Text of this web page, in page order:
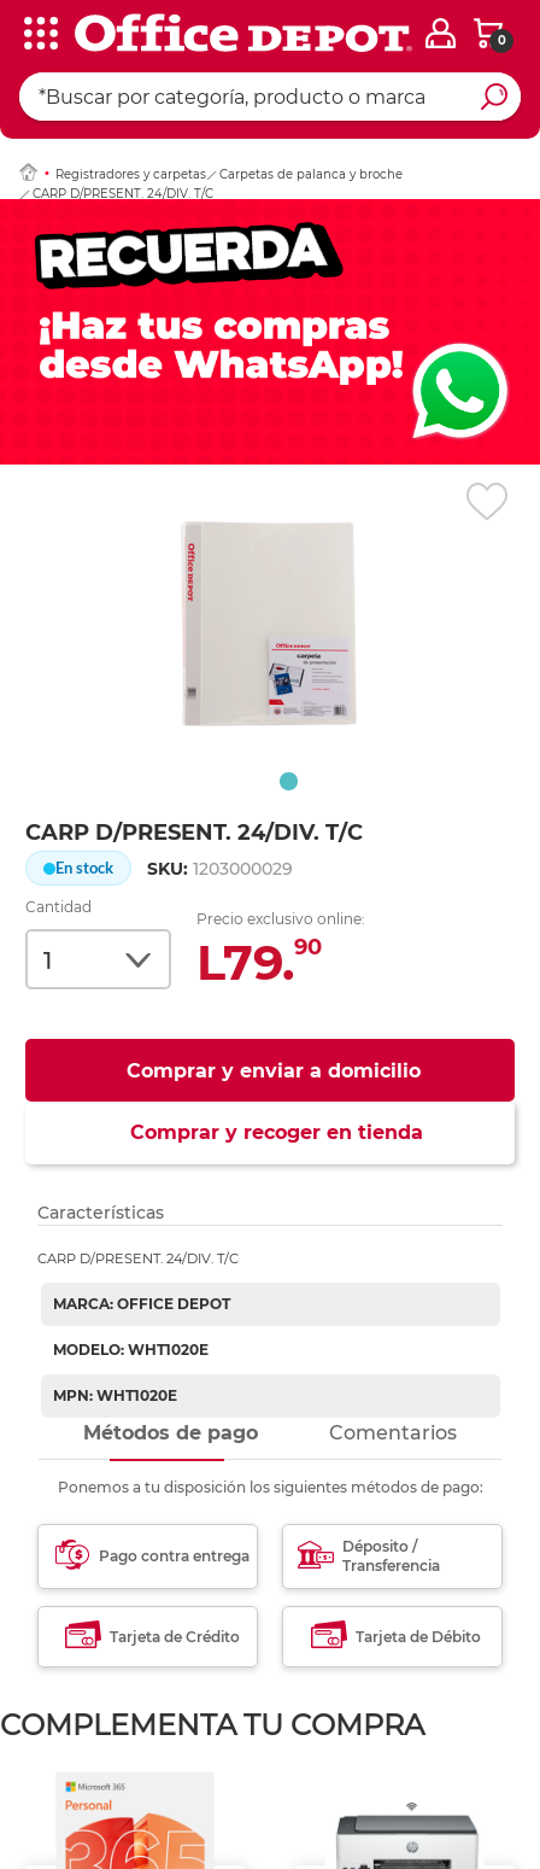
0
Registradores y carpetas
Carpetas de palanca y broche
CARP D/PRESENT. 24/DIV. T/C
CARP D/PRESENT. 24/DIV. T/C
En stock SKU:1203000029
Cantidad
Precio exclusivo online:
L79.90
Comprar y enviar a domicilio
Comprar y recoger en tienda
Ingresar Codigo
Características
CARP D/PRESENT. 24/DIV. T/C
MARCA: OFFICE DEPOT
MODELO: WHT1020E
MPN: WHT1020E
Métodos de pago Comentarios
Ponemos a tu disposición los siguientes métodos de pago:
Pago contra entrega
Déposito /
Transferencia
Tarjeta de Crédito Tarjeta de Débito
COMPLEMENTA TU COMPRA